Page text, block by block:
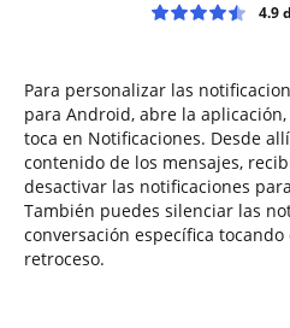
4.9
Para personalizar las
para Android, abre la
toca en Notificaciones. Desde
contenido de los mensajes,
desactivar las notificaciones
También puedes silenciar las
conversación específica
retroceso.